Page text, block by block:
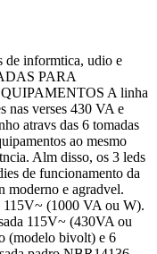
de informtica, udio e
PARA
A linha
nas verses 430 VA e
atravs das 6 tomadas
ao mesmo
Alm disso, os 3 leds
de funcionamento da
e agradvel.
115V~ (1000 VA ou W).
115V~ (430VA ou
(modelo bivolt) e 6